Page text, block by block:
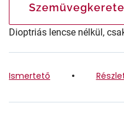
Dioptriás lencse nélkül,
Ismertető